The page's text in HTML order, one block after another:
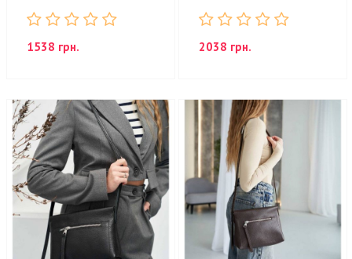
1538 грн. 2038 грн.